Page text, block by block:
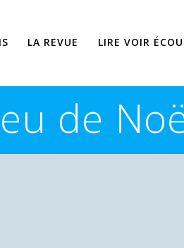
LA REVUE LIRE VOIR
de